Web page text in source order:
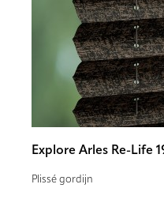
Explore Arles Re-Life
Plissé gordijn